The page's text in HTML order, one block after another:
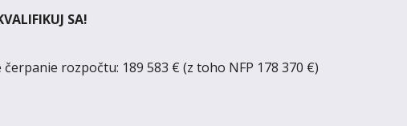
SA!
rozpočtu: 189 583 € (z toho NFP 178 370 €)